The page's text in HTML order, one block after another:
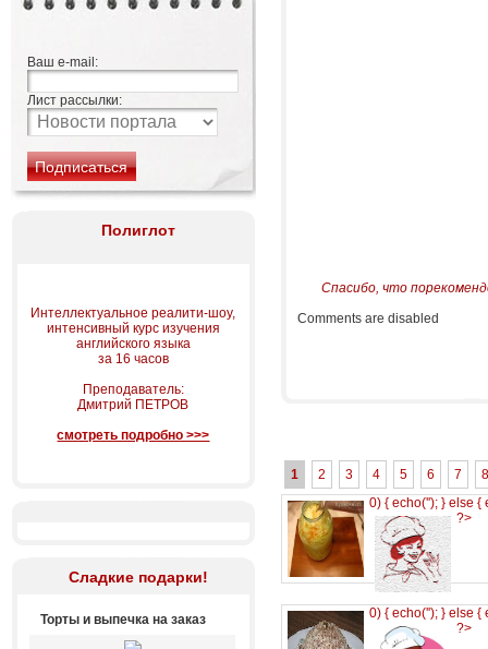
Ваш e-mail:
Лист рассылки:
Полиглот
Интеллектуальное реалити-шоу,
интенсивный курс изучения
английского языка
за 16 часов
Преподаватель:
Дмитрий ПЕТРОВ
смотреть подробно >>>
Сладкие подарки!
Торты и выпечка на заказ
Спасибо, что
Comments are disabled
1 2 3 4 5 6 7
8
0) { echo(''); } else {
?>
0) { echo(''); } else {
?>